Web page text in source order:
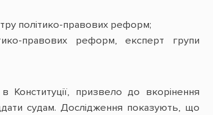
політико-правових реформ;
правових реформ, експерт групи
Конституції, призвело до вкорінення
судам. Дослідження показують, що